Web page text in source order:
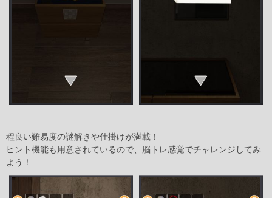
程良い難易度の謎解きや仕掛けが満載！
ヒント機能も用意されているので、脳トレ感覚でチャレンジしてみ
よう！